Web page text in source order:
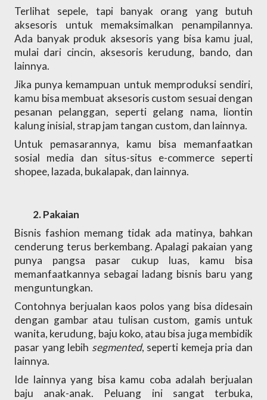
Terlihat sepele, tapi banyak orang yang butuh
aksesoris untuk memaksimalkan penampilannya.
Ada banyak produk aksesoris yang bisa kamu jual,
mulai dari cincin, aksesoris kerudung, bando, dan
lainnya.
Jika punya kemampuan untuk memproduksi sendiri,
kamu bisa membuat aksesoris custom sesuai dengan
pesanan pelanggan, seperti gelang nama, liontin
kalung inisial, strap jam tangan custom, dan lainnya.
Untuk pemasarannya, kamu bisa memanfaatkan
sosial media dan situs-situs e-commerce seperti
shopee, lazada, bukalapak, dan lainnya.
Pakaian
Bisnis fashion memang tidak ada matinya, bahkan
cenderung terus berkembang. Apalagi pakaian yang
punya pangsa pasar cukup luas, kamu bisa
memanfaatkannya sebagai ladang bisnis baru yang
menguntungkan.
Contohnya berjualan kaos polos yang bisa didesain
dengan gambar atau tulisan custom, gamis untuk
wanita, kerudung, baju koko, atau bisa juga membidik
pasar yang lebih segmented, seperti kemeja pria dan
lainnya.
Ide lainnya yang bisa kamu coba adalah berjualan
baju anak-anak. Peluang ini sangat terbuka,